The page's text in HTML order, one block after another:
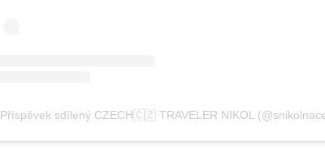
Příspěvek sdílený CZECH🇨🇿 TRAVELER NIKOL